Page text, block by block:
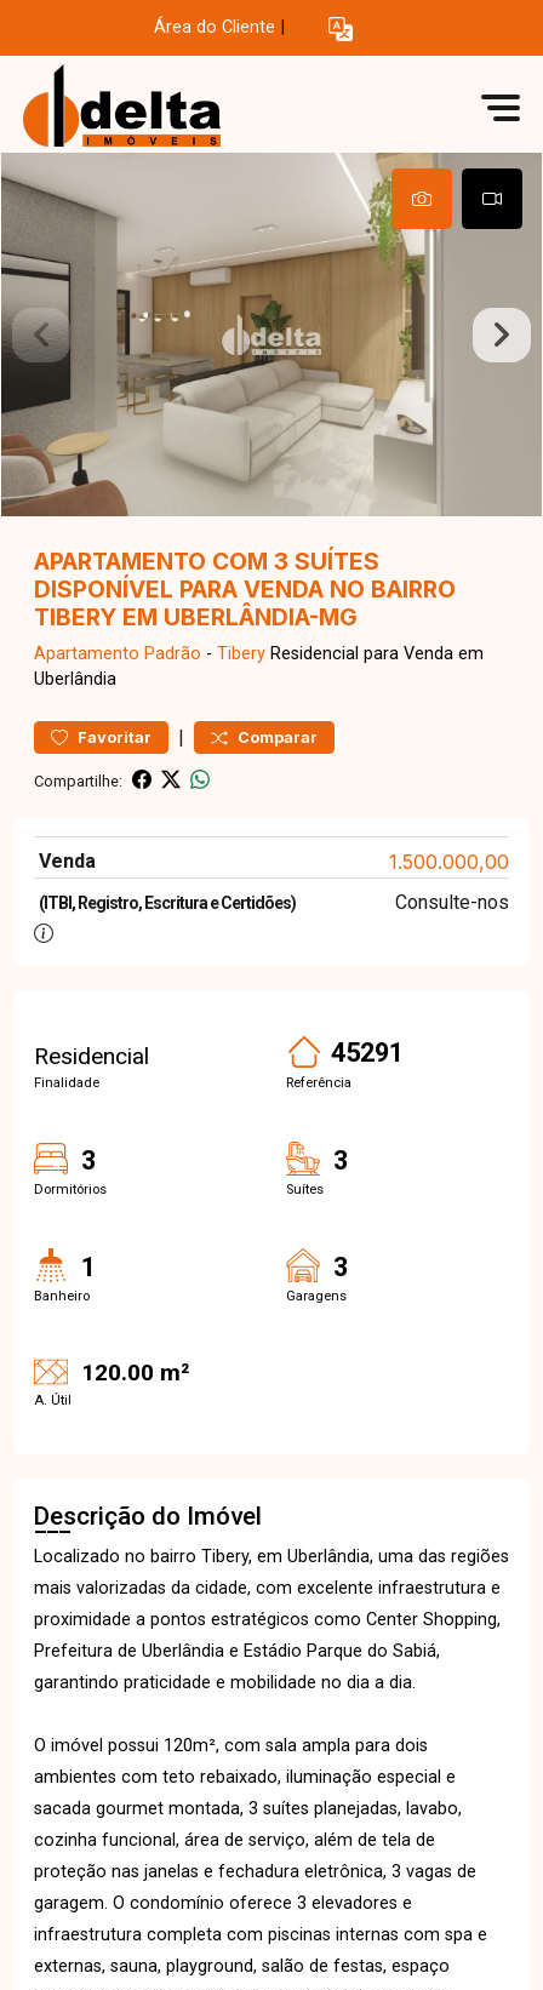
Área do Cliente
APARTAMENTO COM 3 SUÍTES
DISPONÍVEL PARA VENDA NO BAIRRO
TIBERY EM UBERLÂNDIA-MG
Apartamento Padrão - Tibery Residencial para Venda em
Uberlândia
Favoritar | Comparar
Compartilhe:
Venda 1.500.000,00
(ITBI, Registro, Escritura e Certidões) Consulte-nos
Residencial
Finalidade
45291
Referência
3
Dormitórios
3
Suítes
1
Banheiro
3
Garagens
120.00 m²
A. Útil
Descrição do Imóvel
Localizado no bairro Tibery, em Uberlândia, uma das regiões
mais valorizadas da cidade, com excelente infraestrutura e
proximidade a pontos estratégicos como Center Shopping,
Prefeitura de Uberlândia e Estádio Parque do Sabiá,
garantindo praticidade e mobilidade no dia a dia.
O imóvel possui 120m², com sala ampla para dois
ambientes com teto rebaixado, iluminação especial e
sacada gourmet montada, 3 suítes planejadas, lavabo,
cozinha funcional, área de serviço, além de tela de
proteção nas janelas e fechadura eletrônica, 3 vagas de
garagem. O condomínio oferece 3 elevadores e
infraestrutura completa com piscinas internas com spa e
externas, sauna, playground, salão de festas, espaço